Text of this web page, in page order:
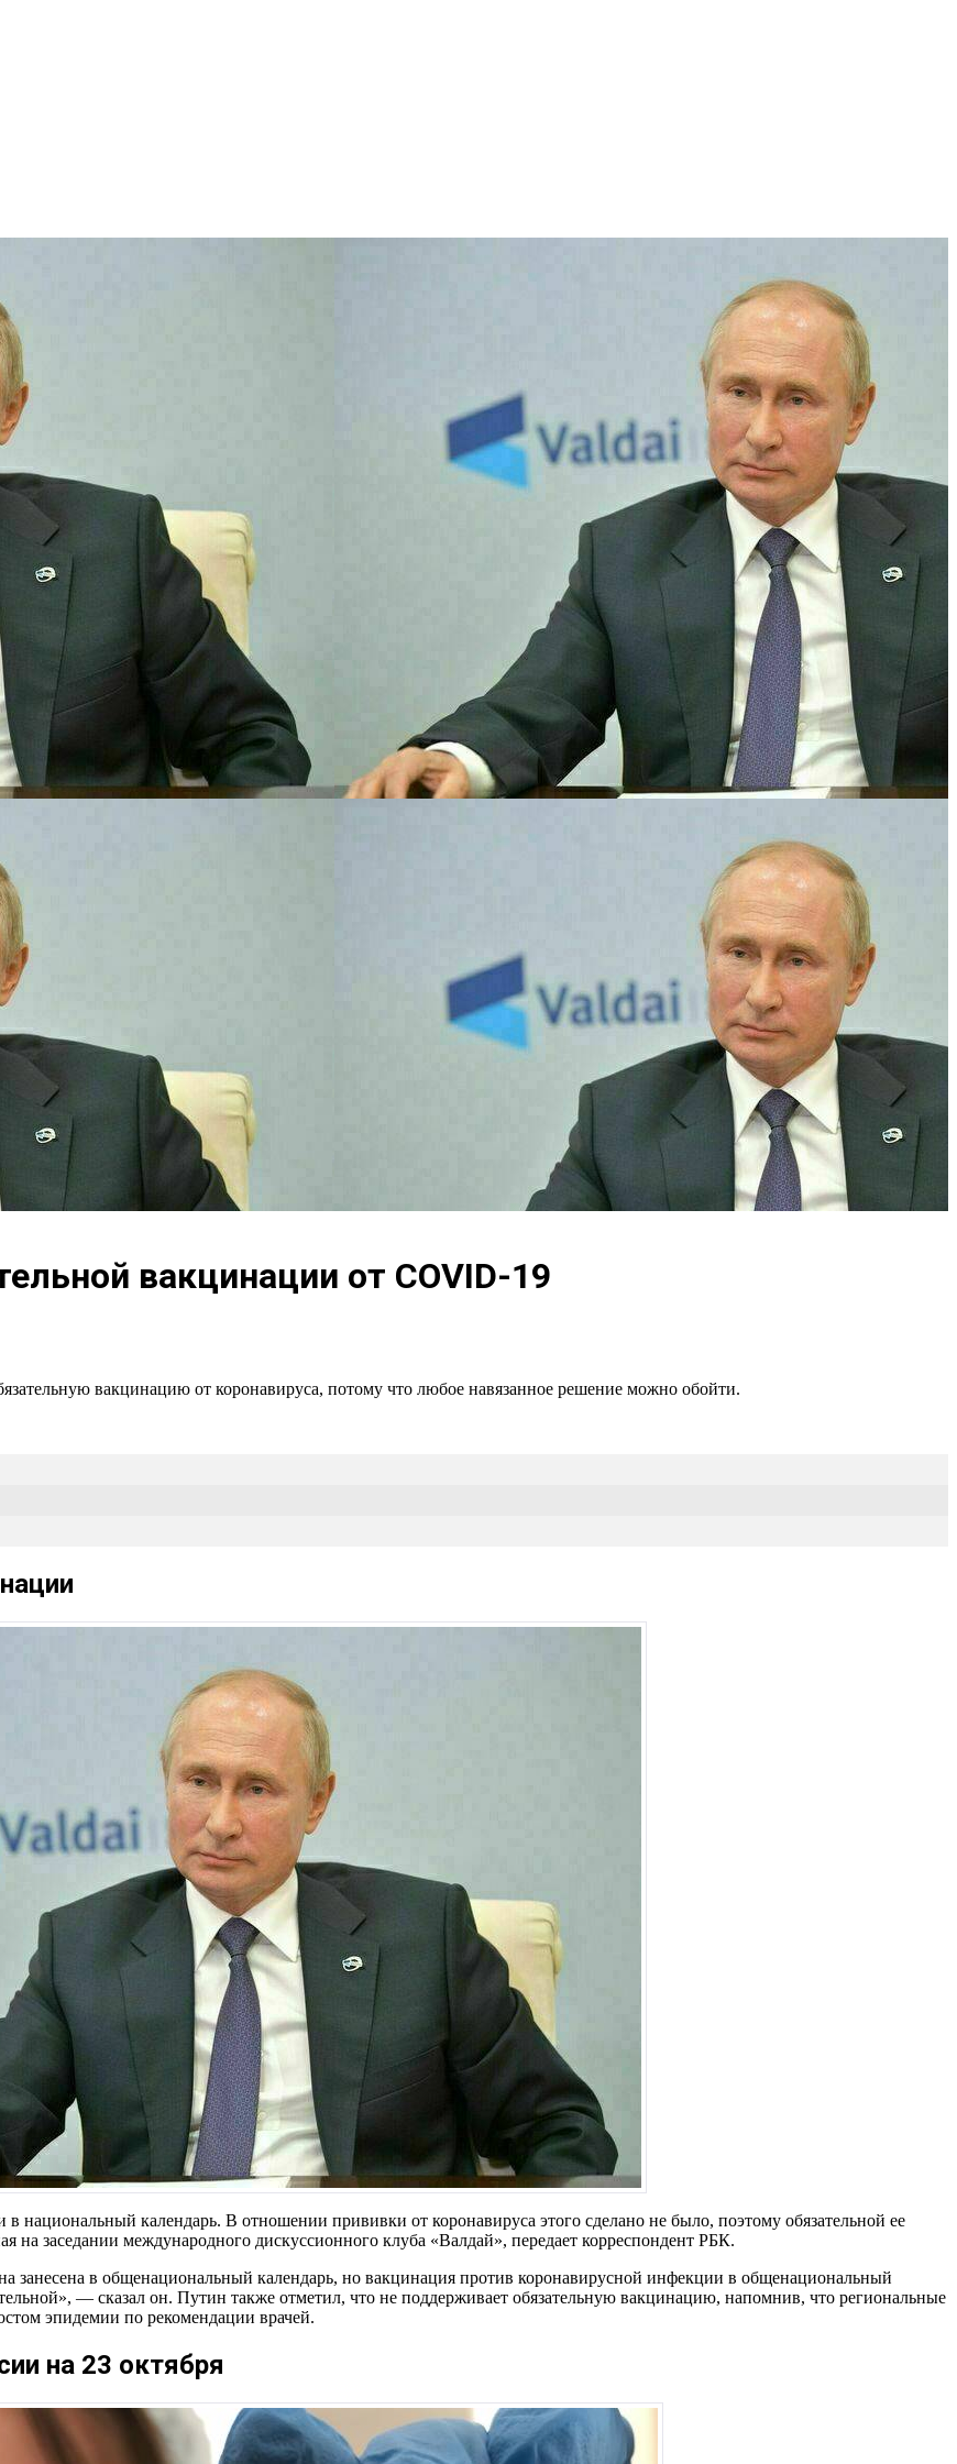
вакцинации от COVID-19
вакцинацию от коронавируса, потому что любое навязанное решение можно обойти.
национальный календарь. В отношении прививки от коронавируса этого сделано не было, поэтому обязательной ее
на заседании международного дискуссионного клуба «Валдай», передает корреспондент РБК.
занесена в общенациональный календарь, но вакцинация против коронавирусной инфекции в общенациональный
— сказал он. Путин также отметил, что не поддерживает обязательную вакцинацию, напомнив, что региональные
эпидемии по рекомендации врачей.
на 23 октября